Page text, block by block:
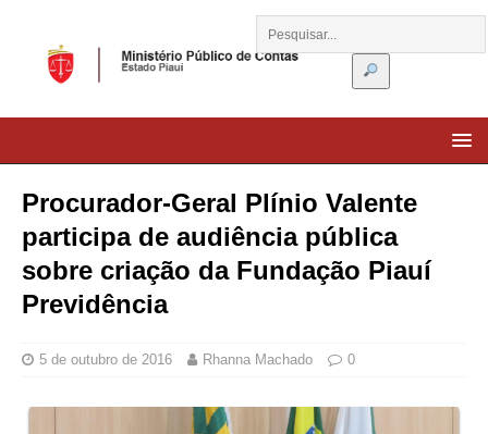
Procurador-Geral Plínio Valente
participa de audiência pública
sobre criação da Fundação Piauí
Previdência
5 de outubro de 2016 Rhanna Machado 0